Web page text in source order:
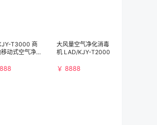
T3000 商
动式空气净
大风量空气净化消毒
机 LAD/KJY-T2000
￥ 8888